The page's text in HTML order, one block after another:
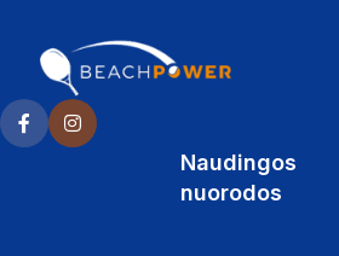
Naudingos
nuorodos